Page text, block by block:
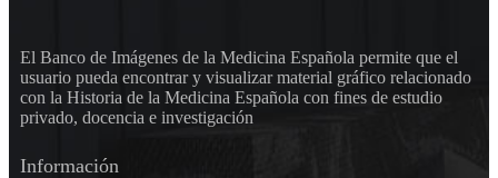
El Banco de Imágenes de la Medicina Española permite que el
usuario pueda encontrar y visualizar material gráfico relacionado
con la Historia de la Medicina Española con fines de estudio
privado, docencia e investigación
Información